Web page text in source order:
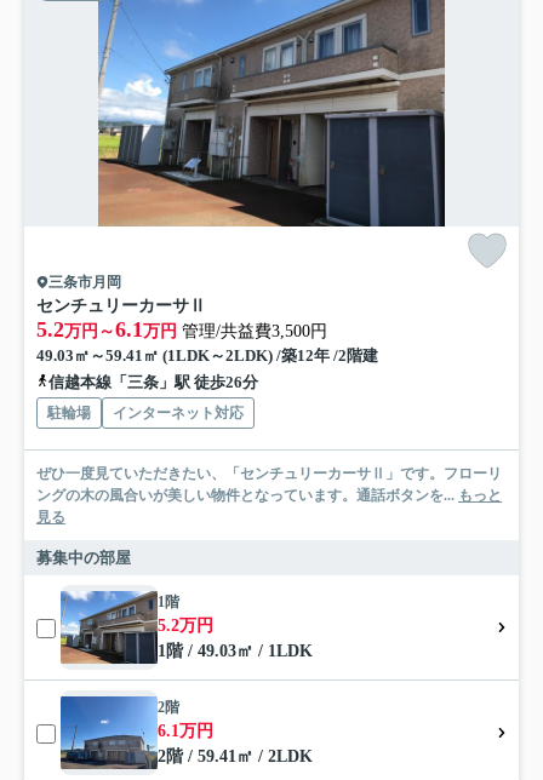
三条市月岡
センチュリーカーサⅡ
5.2万円～6.1万円 管理/共益費3,500円
49.03㎡～59.41㎡ (1LDK～2LDK) /築12年 /2階建
信越本線「三条」駅 徒歩26分
駐輪場 インターネット対応
ぜひ一度見ていただきたい、「センチュリーカーサⅡ」です。フローリ
ングの木の風合いが美しい物件となっています。通話ボタンを... もっと
見る
募集中の部屋
1階
5.2万円
1階 / 49.03㎡ / 1LDK
2階
6.1万円
2階 / 59.41㎡ / 2LDK